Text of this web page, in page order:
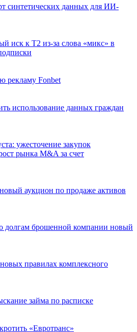
синтетических данных для ИИ-
иск к Т2 из-за слова «микс» в
рекламу Fonbet
использование данных граждан
ужесточение закупок
рынка M&A за счет
аукцион по продаже активов
долгам брошенной компании новый
правилах комплексного
займа по расписке
«Евротранс»